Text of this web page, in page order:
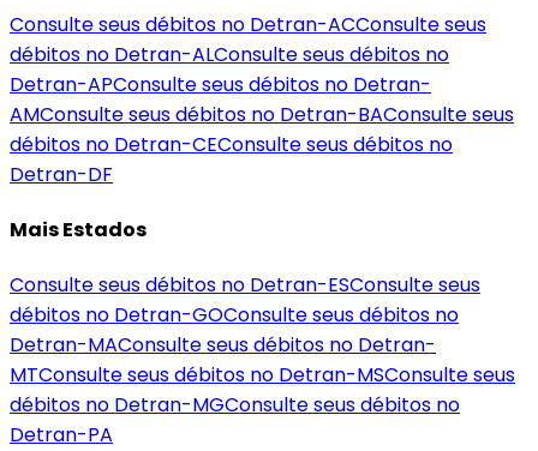
Consulte seus débitos no Detran-ACConsulte seus
débitos no Detran-ALConsulte seus débitos no
Detran-APConsulte seus débitos no Detran-
AMConsulte seus débitos no Detran-BAConsulte seus
débitos no Detran-CEConsulte seus débitos no
Detran-DF
Mais Estados
Consulte seus débitos no Detran-ESConsulte seus
débitos no Detran-GOConsulte seus débitos no
Detran-MAConsulte seus débitos no Detran-
MTConsulte seus débitos no Detran-MSConsulte seus
débitos no Detran-MGConsulte seus débitos no
Detran-PA